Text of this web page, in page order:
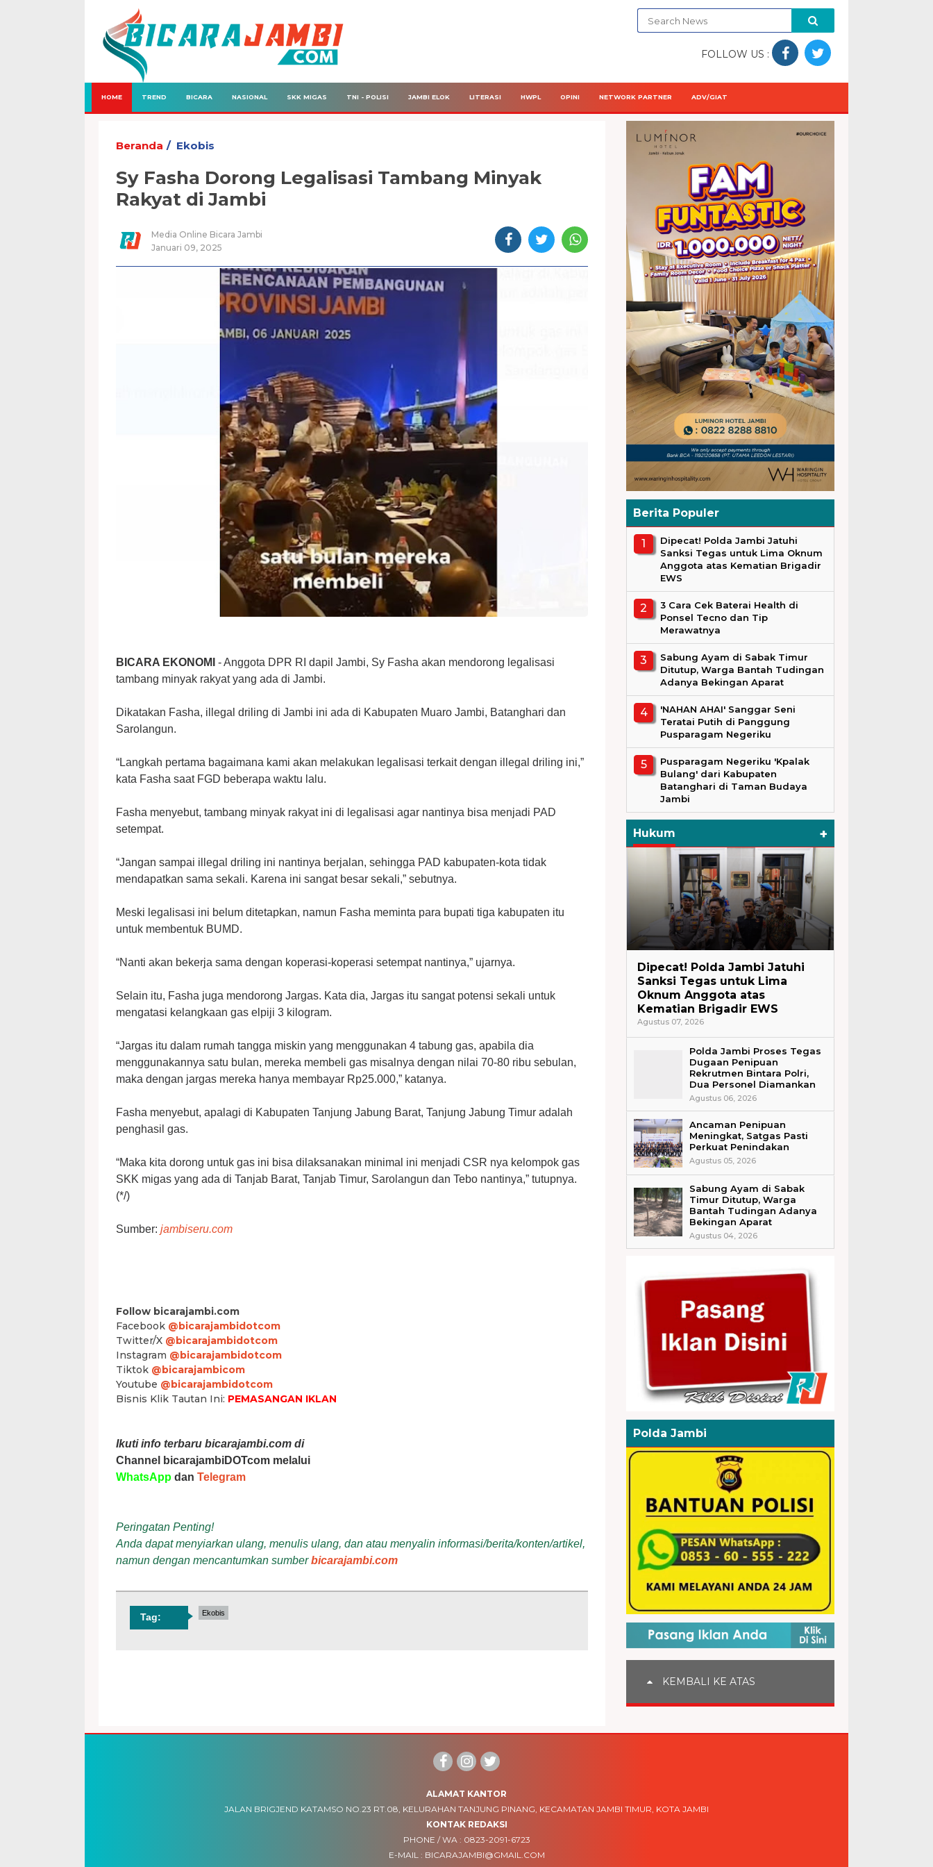
FOLLOW US :
HOME TREND BICARA NASIONAL SKK MIGAS TNI - POLISI JAMBI ELOK LITERASI HWPL OPINI NETWORK PARTNER ADV/GIAT
Beranda Ekobis
Sy Fasha Dorong Legalisasi Tambang Minyak
Rakyat di Jambi
Media Online Bicara Jambi
Januari 09, 2025
BICARA EKONOMI - Anggota DPR RI dapil Jambi, Sy Fasha akan mendorong legalisasi
tambang minyak rakyat yang ada di Jambi.
Dikatakan Fasha, illegal driling di Jambi ini ada di Kabupaten Muaro Jambi, Batanghari dan
Sarolangun.
“Langkah pertama bagaimana kami akan melakukan legalisasi terkait dengan illegal driling ini,”
kata Fasha saat FGD beberapa waktu lalu.
Fasha menyebut, tambang minyak rakyat ini di legalisasi agar nantinya bisa menjadi PAD
setempat.
“Jangan sampai illegal driling ini nantinya berjalan, sehingga PAD kabupaten-kota tidak
mendapatkan sama sekali. Karena ini sangat besar sekali,” sebutnya.
Meski legalisasi ini belum ditetapkan, namun Fasha meminta para bupati tiga kabupaten itu
untuk membentuk BUMD.
“Nanti akan bekerja sama dengan koperasi-koperasi setempat nantinya,” ujarnya.
Selain itu, Fasha juga mendorong Jargas. Kata dia, Jargas itu sangat potensi sekali untuk
mengatasi kelangkaan gas elpiji 3 kilogram.
“Jargas itu dalam rumah tangga miskin yang menggunakan 4 tabung gas, apabila dia
menggunakannya satu bulan, mereka membeli gas misalnya dengan nilai 70-80 ribu sebulan,
maka dengan jargas mereka hanya membayar Rp25.000,” katanya.
Fasha menyebut, apalagi di Kabupaten Tanjung Jabung Barat, Tanjung Jabung Timur adalah
penghasil gas.
“Maka kita dorong untuk gas ini bisa dilaksanakan minimal ini menjadi CSR nya kelompok gas
SKK migas yang ada di Tanjab Barat, Tanjab Timur, Sarolangun dan Tebo nantinya,” tutupnya.
(*/)
Sumber: jambiseru.com
Follow bicarajambi.com
Facebook @bicarajambidotcom
Twitter/X @bicarajambidotcom
Instagram @bicarajambidotcom
Tiktok @bicarajambicom
Youtube @bicarajambidotcom
Bisnis Klik Tautan Ini: PEMASANGAN IKLAN
Ikuti info terbaru bicarajambi.com di
Channel bicarajambiDOTcom melalui
WhatsApp dan Telegram
Peringatan Penting!
Anda dapat menyiarkan ulang, menulis ulang, dan atau menyalin informasi/berita/konten/artikel,
namun dengan mencantumkan sumberbicarajambi.com
Tag: Ekobis
Berita Populer
Dipecat! Polda Jambi Jatuhi
Sanksi Tegas untuk Lima Oknum
Anggota atas Kematian Brigadir
EWS
3 Cara Cek Baterai Health di
Ponsel Tecno dan Tip
Merawatnya
Sabung Ayam di Sabak Timur
Ditutup, Warga Bantah Tudingan
Adanya Bekingan Aparat
'NAHAN AHAI' Sanggar Seni
Teratai Putih di Panggung
Pusparagam Negeriku
Pusparagam Negeriku 'Kpalak
Bulang' dari Kabupaten
Batanghari di Taman Budaya
Jambi
Hukum +
Dipecat! Polda Jambi Jatuhi
Sanksi Tegas untuk Lima
Oknum Anggota atas
Kematian Brigadir EWS
Agustus 07, 2026
Polda Jambi Proses Tegas
Dugaan Penipuan
Rekrutmen Bintara Polri,
Dua Personel Diamankan
Agustus 06, 2026
Ancaman Penipuan
Meningkat, Satgas Pasti
Perkuat Penindakan
Agustus 05, 2026
Sabung Ayam di Sabak
Timur Ditutup, Warga
Bantah Tudingan Adanya
Bekingan Aparat
Agustus 04, 2026
Polda Jambi
KEMBALI KE ATAS
ALAMAT KANTOR
JALAN BRIGJEND KATAMSO NO.23 RT.08, KELURAHAN TANJUNG PINANG, KECAMATAN JAMBI TIMUR, KOTA JAMBI
KONTAK REDAKSI
PHONE / WA : 0823-2091-6723
E-MAIL : BICARAJAMBI@GMAIL.COM